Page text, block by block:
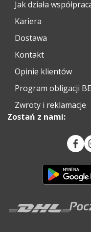
Jak działa
Kariera
Dostawa
Kontakt
Opinie klientów
Program obligacji
Zwroty i reklamacje
Zostań z nami: